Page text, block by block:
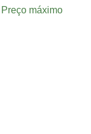
Preço máximo